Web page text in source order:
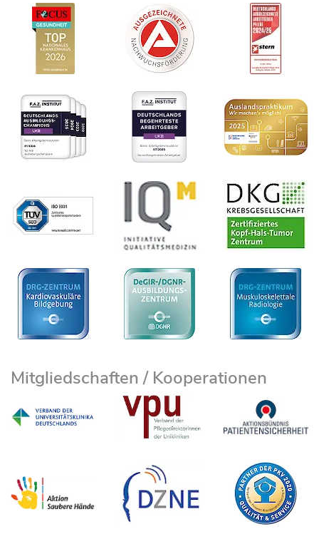
Mitgliedschaften / Kooperationen